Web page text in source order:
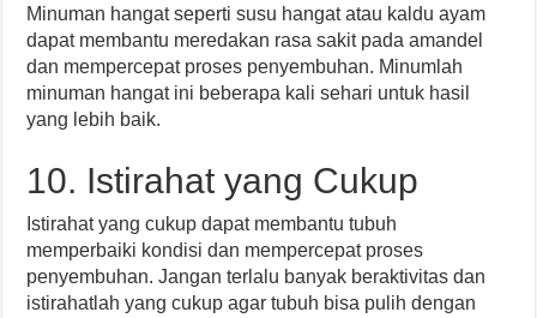
Minuman hangat seperti susu hangat atau kaldu ayam
dapat membantu meredakan rasa sakit pada amandel
dan mempercepat proses penyembuhan. Minumlah
minuman hangat ini beberapa kali sehari untuk hasil
yang lebih baik.
10. Istirahat yang Cukup
Istirahat yang cukup dapat membantu tubuh
memperbaiki kondisi dan mempercepat proses
penyembuhan. Jangan terlalu banyak beraktivitas dan
istirahatlah yang cukup agar tubuh bisa pulih dengan